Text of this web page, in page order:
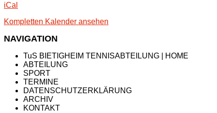
iCal
Kompletten Kalender ansehen
NAVIGATION
TuS BIETIGHEIM TENNISABTEILUNG | HOME
ABTEILUNG
SPORT
TERMINE
DATENSCHUTZERKLÄRUNG
ARCHIV
KONTAKT